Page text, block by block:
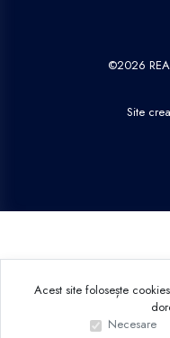
©2026
Site
Acest site folosește
Necesare